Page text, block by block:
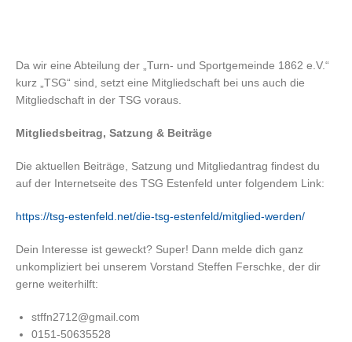
Da wir eine Abteilung der „Turn- und Sportgemeinde 1862 e.V.“
kurz „TSG“ sind, setzt eine Mitgliedschaft bei uns auch die
Mitgliedschaft in der TSG voraus.
Mitgliedsbeitrag, Satzung & Beiträge
Die aktuellen Beiträge, Satzung und Mitgliedantrag findest du
auf der Internetseite des TSG Estenfeld unter folgendem Link:
https://tsg-estenfeld.net/die-tsg-estenfeld/mitglied-werden/
Dein Interesse ist geweckt? Super! Dann melde dich ganz
unkompliziert bei unserem Vorstand Steffen Ferschke, der dir
gerne weiterhilft:
stffn2712@gmail.com
0151-50635528